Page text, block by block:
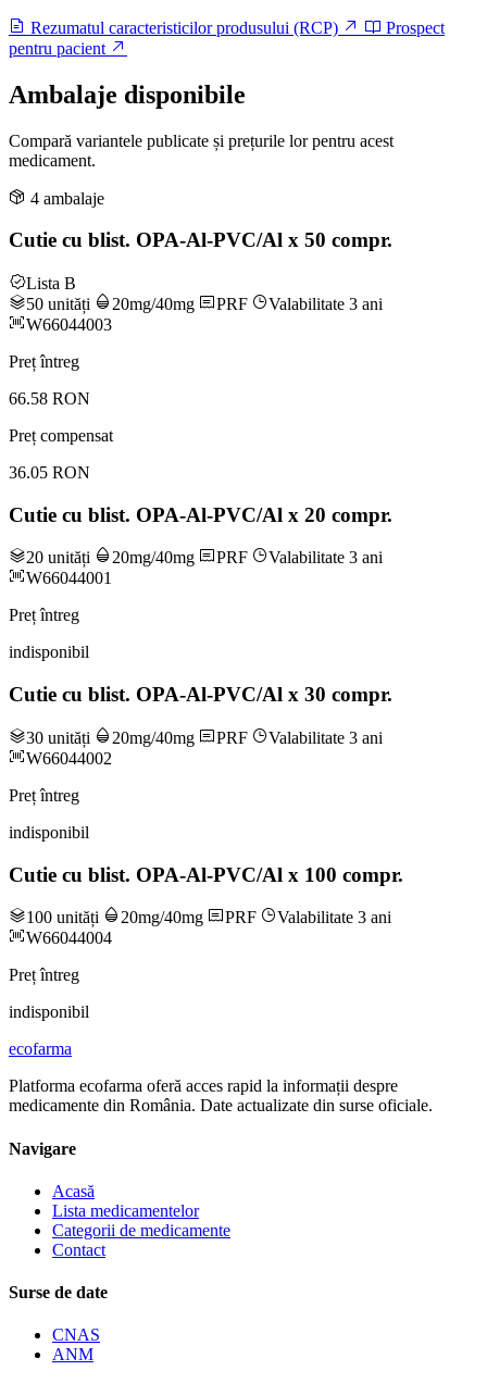
Rezumatul caracteristicilor produsului (RCP)
Prospect
pentru pacient
Ambalaje disponibile
Compară variantele publicate și prețurile lor pentru acest
medicament.
4 ambalaje
Cutie cu blist. OPA-Al-PVC/Al x 50 compr.
Lista B
50 unități
20mg/40mg PRF
Valabilitate 3 ani
W66044003
Preț întreg
66.58 RON
Preț compensat
36.05 RON
Cutie cu blist. OPA-Al-PVC/Al x 20 compr.
20 unități 20mg/40mg PRF
Valabilitate 3 ani
W66044001
Preț întreg
indisponibil
Cutie cu blist. OPA-Al-PVC/Al x 30 compr.
30 unități 20mg/40mg PRF
Valabilitate 3 ani
W66044002
Preț întreg
indisponibil
Cutie cu blist. OPA-Al-PVC/Al x 100 compr.
100 unități 20mg/40mg PRF
Valabilitate 3 ani
W66044004
Preț întreg
indisponibil
ecofarma
Platforma ecofarma oferă acces rapid la informații despre
medicamente din România. Date actualizate din surse oficiale.
Navigare
Acasă
Lista medicamentelor
Categorii de medicamente
Contact
Surse de date
CNAS
ANM